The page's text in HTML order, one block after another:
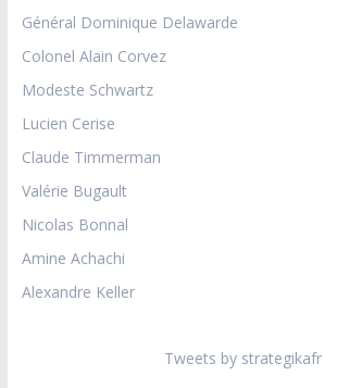
Général Dominique Delawarde
Colonel Alain Corvez
Modeste Schwartz
Lucien Cerise
Claude Timmerman
Valérie Bugault
Nicolas Bonnal
Amine Achachi
Alexandre Keller
Tweets by strategikafr